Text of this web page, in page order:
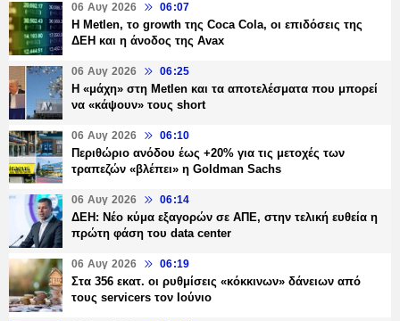
06 Αυγ 2026 06:07
H Metlen, το growth της Coca Cola, οι επιδόσεις της
ΔΕΗ και η άνοδος της Avax
06 Αυγ 2026 06:25
H «μάχη» στη Metlen και τα αποτελέσματα που μπορεί
να «κάψουν» τους short
06 Αυγ 2026 06:10
Περιθώριο ανόδου έως +20% για τις μετοχές των
τραπεζών «βλέπει» η Goldman Sachs
06 Αυγ 2026 06:14
ΔΕΗ: Νέο κύμα εξαγορών σε ΑΠΕ, στην τελική ευθεία η
πρώτη φάση του data center
06 Αυγ 2026 06:19
Στα 356 εκατ. οι ρυθμίσεις «κόκκινων» δάνειων από
τους servicers τον Ιούνιο